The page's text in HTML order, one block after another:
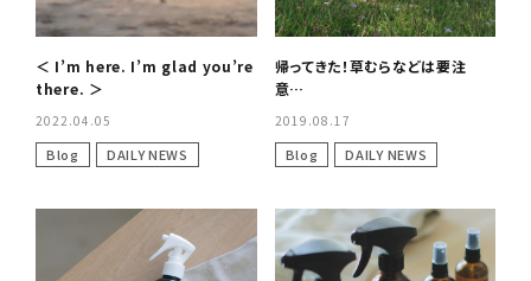
＜ I’m here. I’m glad you’re
there. ＞
2022.04.05
Blog DAILY NEWS
帰ってきた！草むらなどは要注
意…
2019.08.17
Blog DAILY NEWS